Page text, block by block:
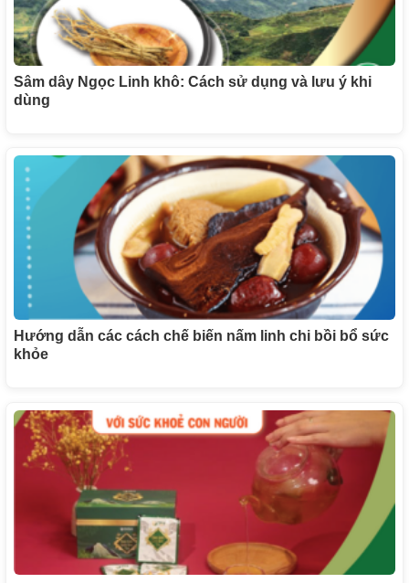
Sâm dây Ngọc Linh khô: Cách sử dụng và lưu ý khi
dùng
Hướng dẫn các cách chế biến nấm linh chi bồi bổ sức
khỏe